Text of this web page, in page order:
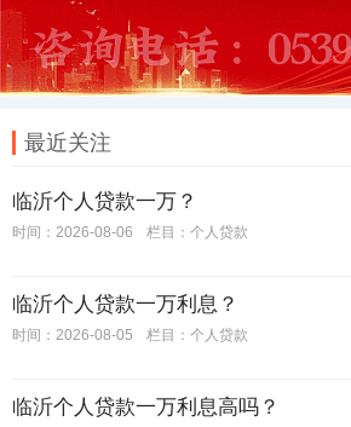
最近关注
临沂个人贷款一万？
时间：2026-08-06 栏目： 个人贷款
临沂个人贷款一万利息？
时间：2026-08-05 栏目： 个人贷款
临沂个人贷款一万利息高吗？